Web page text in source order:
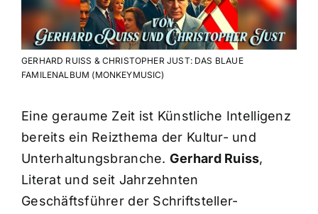
GERHARD RUISS & CHRISTOPHER JUST: DAS BLAUE
FAMILENALBUM (MONKEYMUSIC)
Eine geraume Zeit ist Künstliche Intelligenz
bereits ein Reizthema der Kultur- und
Unterhaltungsbranche. Gerhard Ruiss,
Literat und seit Jahrzehnten
Geschäftsführer der Schriftsteller-